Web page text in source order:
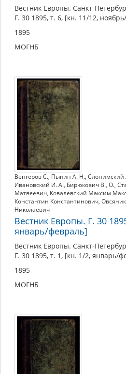
Вестник Европы. Санкт-
Г. 30 1895, т. 6, [кн. 11/12,
1895
МОГНБ
Венгеров С., Пыпин А. Н., Слонимский
Ивановский И. А., Бирюкович В., О.,
Матвеевич, Ковалевский Максим
Константин Константинович,
Николаевич
Вестник Европы. Г. 30
январь/февраль]
Вестник Европы. Санкт-
Г. 30 1895, т. 1, [кн. 1/2, январь/
1895
МОГНБ